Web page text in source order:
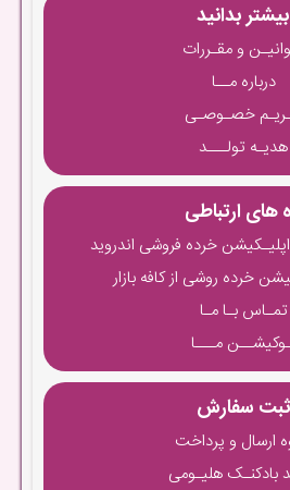
بیشتر بدانید
و مقـررات
درباره مــا
خصـوصـی
هدیـه تولـــد
های ارتباطی
خرده فروشی اندروید
خرده روشی از کافه بازار
تمـاس بـا مـا
مـــا
ثبت سفارش
ارسال و پرداخت
بادکنـک هلیـومی